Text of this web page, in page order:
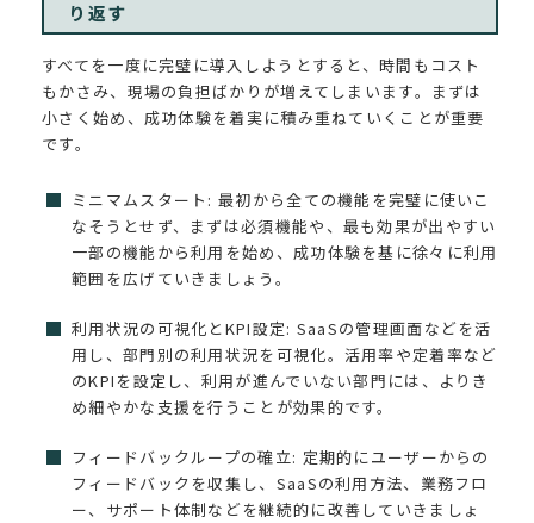
り返す
すべてを一度に完璧に導入しようとすると、時間もコスト
もかさみ、現場の負担ばかりが増えてしまいます。まずは
小さく始め、成功体験を着実に積み重ねていくことが重要
です。
ミニマムスタート: 最初から全ての機能を完璧に使いこ
なそうとせず、まずは必須機能や、最も効果が出やすい
一部の機能から利用を始め、成功体験を基に徐々に利用
範囲を広げていきましょう。
利用状況の可視化とKPI設定: SaaSの管理画面などを活
用し、部門別の利用状況を可視化。活用率や定着率など
のKPIを設定し、利用が進んでいない部門には、よりき
め細やかな支援を行うことが効果的です。
フィードバックループの確立: 定期的にユーザーからの
フィードバックを収集し、SaaSの利用方法、業務フロ
ー、サポート体制などを継続的に改善していきましょ